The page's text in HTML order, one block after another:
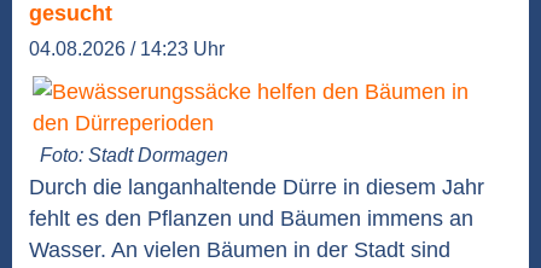
gesucht
04.08.2026 / 14:23 Uhr
Foto: Stadt Dormagen
Durch die langanhaltende Dürre in diesem Jahr
fehlt es den Pflanzen und Bäumen immens an
Wasser. An vielen Bäumen in der Stadt sind